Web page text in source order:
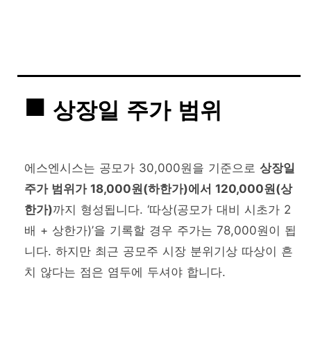
상장일 주가 범위
에스엔시스는 공모가 30,000원을 기준으로 상장일
주가 범위가 18,000원(하한가)에서 120,000원(상
한가)까지 형성됩니다. ‘따상(공모가 대비 시초가 2
배 + 상한가)’을 기록할 경우 주가는 78,000원이 됩
니다. 하지만 최근 공모주 시장 분위기상 따상이 흔
치 않다는 점은 염두에 두셔야 합니다.